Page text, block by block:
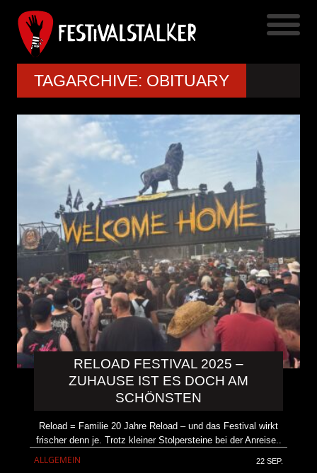
TAGARCHIVE: OBITUARY
RELOAD FESTIVAL 2025 –
ZUHAUSE IST ES DOCH AM
SCHÖNSTEN
Reload = Familie 20 Jahre Reload – und das Festival wirkt
frischer denn je. Trotz kleiner Stolpersteine bei der Anreise..
ALLGEMEIN 22 SEP.